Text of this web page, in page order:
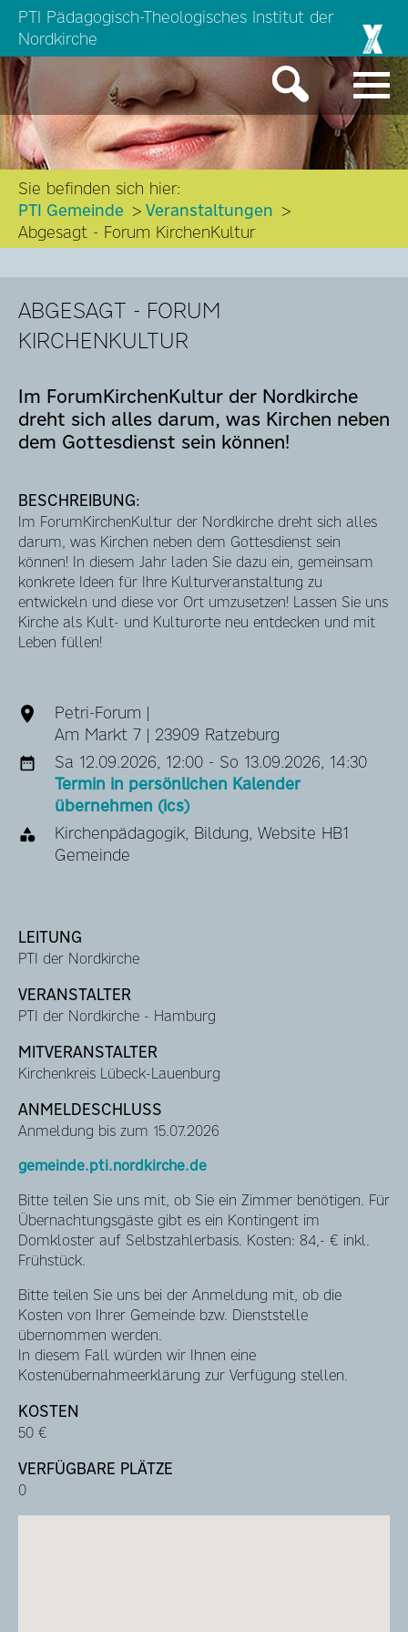
PTI Pädagogisch-Theologisches Institut der
Nordkirche
Sie befinden sich hier:
PTI Gemeinde
Veranstaltungen
Abgesagt - Forum KirchenKultur
ABGESAGT - FORUM
KIRCHENKULTUR
Im ForumKirchenKultur der Nordkirche
dreht sich alles darum, was Kirchen neben
dem Gottesdienst sein können!
BESCHREIBUNG:
Im ForumKirchenKultur der Nordkirche dreht sich alles
darum, was Kirchen neben dem Gottesdienst sein
können! In diesem Jahr laden Sie dazu ein, gemeinsam
konkrete Ideen für Ihre Kulturveranstaltung zu
entwickeln und diese vor Ort umzusetzen! Lassen Sie uns
Kirche als Kult- und Kulturorte neu entdecken und mit
Leben füllen!
Petri-Forum |
Am Markt 7 | 23909 Ratzeburg
Sa 12.09.2026, 12:00 - So 13.09.2026, 14:30
Termin in persönlichen Kalender
übernehmen (ics)
Kirchenpädagogik, Bildung, Website HB1
Gemeinde
LEITUNG
PTI der Nordkirche
VERANSTALTER
PTI der Nordkirche - Hamburg
MITVERANSTALTER
Kirchenkreis Lübeck-Lauenburg
ANMELDESCHLUSS
Anmeldung bis zum 15.07.2026
gemeinde.pti.nordkirche.de
Bitte teilen Sie uns mit, ob Sie ein Zimmer benötigen. Für
Übernachtungsgäste gibt es ein Kontingent im
Domkloster auf Selbstzahlerbasis. Kosten: 84,- € inkl.
Frühstück.
Bitte teilen Sie uns bei der Anmeldung mit, ob die
Kosten von Ihrer Gemeinde bzw. Dienststelle
übernommen werden.
In diesem Fall würden wir Ihnen eine
Kostenübernahmeerklärung zur Verfügung stellen.
KOSTEN
50 €
VERFÜGBARE PLÄTZE
0